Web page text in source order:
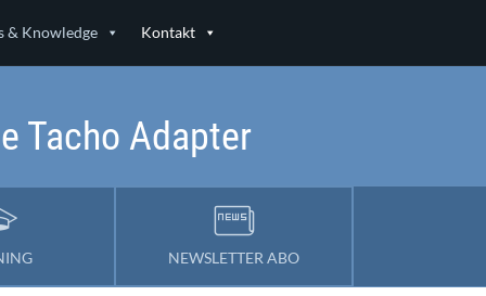
& Knowledge Kontakt
Tacho Adapter
NEWSLETTER ABO